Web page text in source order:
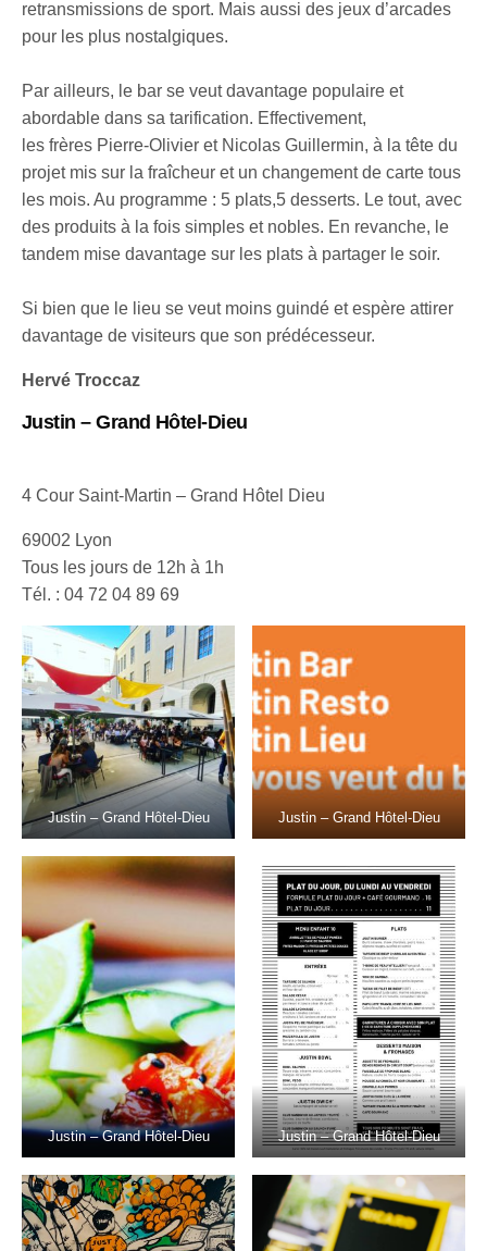
retransmissions de sport. Mais aussi des jeux d’arcades
pour les plus nostalgiques.
Par ailleurs, le bar se veut davantage populaire et
abordable dans sa tarification. Effectivement,
les frères Pierre-Olivier et Nicolas Guillermin, à la tête du
projet mis sur la fraîcheur et un changement de carte tous
les mois. Au programme : 5 plats,5 desserts. Le tout, avec
des produits à la fois simples et nobles. En revanche, le
tandem mise davantage sur les plats à partager le soir.
Si bien que le lieu se veut moins guindé et espère attirer
davantage de visiteurs que son prédécesseur.
Hervé Troccaz
Justin – Grand Hôtel-Dieu
4 Cour Saint-Martin – Grand Hôtel Dieu
69002 Lyon
Tous les jours de 12h à 1h
Tél. : 04 72 04 89 69
Justin – Grand Hôtel-Dieu Justin – Grand Hôtel-Dieu
Justin – Grand Hôtel-Dieu Justin – Grand Hôtel-Dieu